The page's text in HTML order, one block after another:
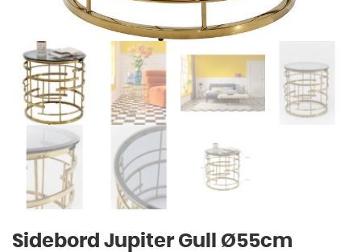
Sidebord Jupiter Gull Ø55cm